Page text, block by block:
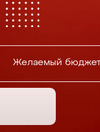
Желаемый